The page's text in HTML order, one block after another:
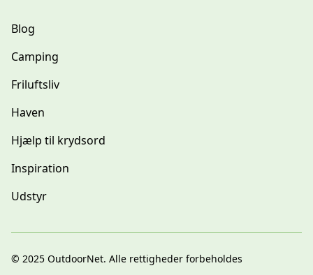
Blog
Camping
Friluftsliv
Haven
Hjælp til krydsord
Inspiration
Udstyr
© 2025 OutdoorNet. Alle rettigheder forbeholdes